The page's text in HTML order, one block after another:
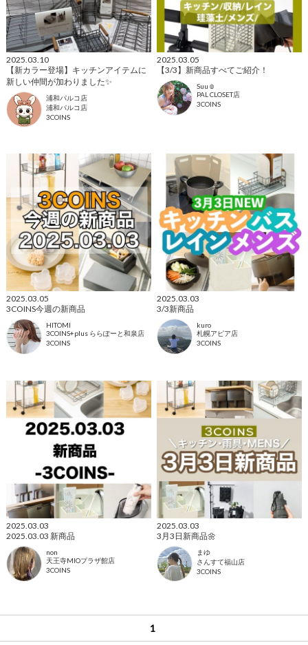
2025.03.10
【新カラー登場】キッチンアイテムに
新しい仲間が加わりました✨
浦和パルコ店
浦和パルコ店
3COINS
2025.03.05
【3/3】新商品すべてご紹介！
Suu☺︎
PAL CLOSET店
3COINS
2025.03.05
3COINS今週の新商品
HITOMI
3COINS+plus ららぽーと和泉店
3COINS
2025.03.03
3/3新商品
kuro
札幌アピア店
3COINS
2025.03.03
2025.03.03 新商品
non
天王寺MIOプラザ館店
3COINS
2025.03.03
3月3日新商品🌼
まゆ
さんすて福山店
3COINS
1